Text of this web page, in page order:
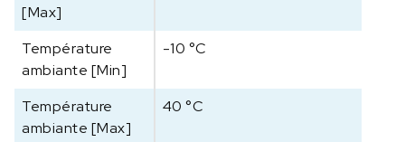
[Max]
Température
ambiante [Min]
-10 °C
Température
ambiante [Max]
40 °C